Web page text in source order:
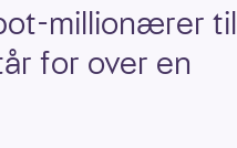
millionærer til
for over en